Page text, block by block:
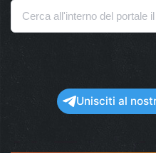
Unisciti al